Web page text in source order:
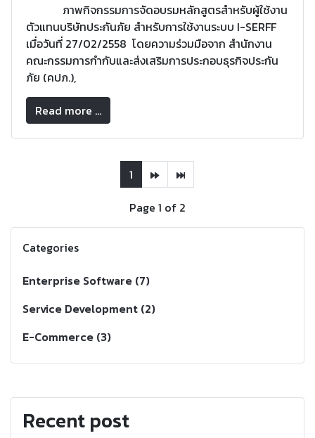
ภาพกิจกรรมการจัดอบรมหลักสูตรสำหรับผู้ใช้งาน
ตัวแทนบริษัทประกันภัย สำหรับการใช้งานระบบ I-SERFF
เมื่อวันที่ 27/02/2558 โดยความร่วมมือจาก สำนักงาน
คณะกรรมการกำกับและส่งเสริมการประกอบธุรกิจประกัน
ภัย (คปภ.),
Read more ...
1
Page 1 of 2
Categories
Enterprise Software (7)
Service Development (2)
E-Commerce (3)
Recent post